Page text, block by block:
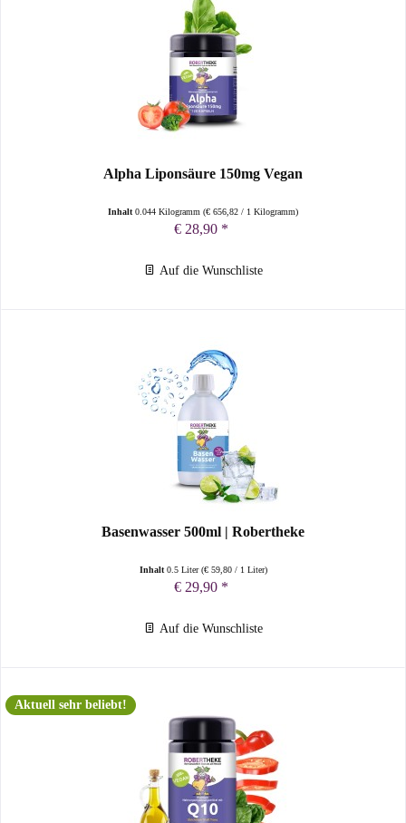
Alpha Liponsäure 150mg Vegan
Inhalt0.044 Kilogramm(€ 656,82 / 1 Kilogramm)
€ 28,90 *
Auf die Wunschliste
Basenwasser 500ml | Robertheke
Inhalt0.5 Liter(€ 59,80/ 1 Liter)
€ 29,90 *
Auf die Wunschliste
Aktuell sehr beliebt!